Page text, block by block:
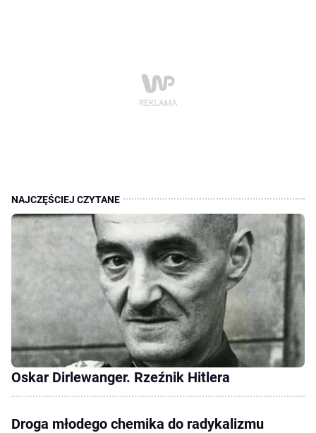
Oskar Dirlewanger. Rzeźnik Hitlera
Droga młodego chemika do radykalizmu